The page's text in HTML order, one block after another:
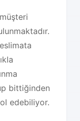
bittiğinden
edebiliyor.